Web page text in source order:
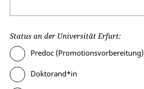
Status an der Universität Erfurt:
Predoc (Promotionsvorbereitung)
Doktorand*in